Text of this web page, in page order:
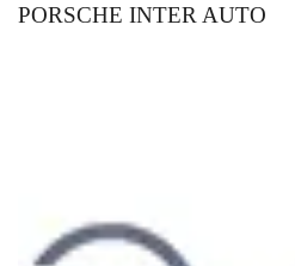
PORSCHE INTER AUTO